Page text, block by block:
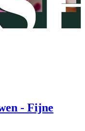
collectie
momenten,
Dankzij het A6-
een uitgebreide
- Fijne